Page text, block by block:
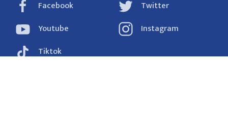
Facebook
Twitter
Youtube
Instagram
Tiktok